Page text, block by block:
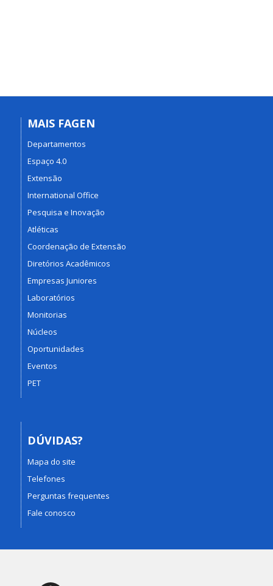
MAIS FAGEN
Departamentos
Espaço 4.0
Extensão
International Office
Pesquisa e Inovação
Atléticas
Coordenação de Extensão
Diretórios Acadêmicos
Empresas Juniores
Laboratórios
Monitorias
Núcleos
Oportunidades
Eventos
PET
DÚVIDAS?
Mapa do site
Telefones
Perguntas frequentes
Fale conosco